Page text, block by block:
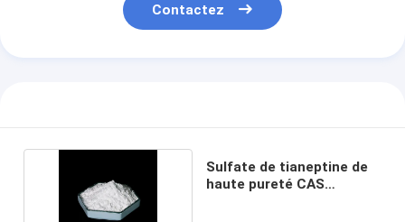
Contactez
Sulfate de tianeptine de
haute pureté CAS